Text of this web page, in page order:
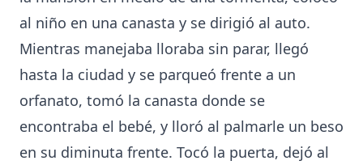
al niño en una canasta y se dirigió al auto.
Mientras manejaba lloraba sin parar, llegó
hasta la ciudad y se parqueó frente a un
orfanato, tomó la canasta donde se
encontraba el bebé, y lloró al palmarle un beso
en su diminuta frente. Tocó la puerta, dejó al